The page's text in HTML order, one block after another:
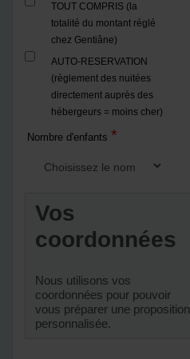
TOUT COMPRIS (la
totalité du montant réglé
chez Gentiâne)
AUTO-RESERVATION
(règlement des nuitées
directement auprès des
hébergeurs = moins cher)
Nombre d'enfants *
Vos
coordonnées
Nous utilisons vos
coordonnées pour pouvoir
vous préparer une proposition
personnalisée.